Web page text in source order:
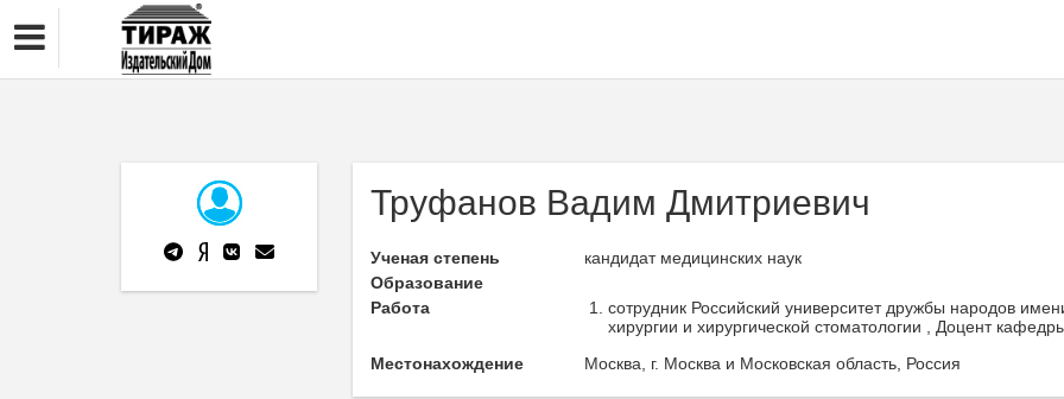
Труфанов Вадим Дмитриевич
Ученая степень
кандидат медицинских наук
Образование
Работа
сотрудник Российский университет дружбы народов
хирургии и хирургической стоматологии , Доцент
Местонахождение
Москва, г. Москва и Московская область, Россия